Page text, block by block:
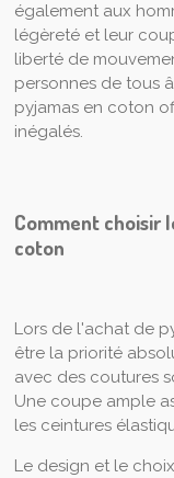
également aux
légèreté et leur
liberté de
personnes de tous
pyjamas en coton
inégalés.
Comment choisir
coton
Lors de l'achat de
être la priorité
avec des coutures
Une coupe ample
les ceintures
Le design et le